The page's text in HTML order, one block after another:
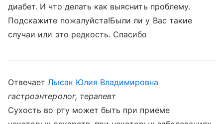
диабет. И что делать как выяснить проблему.
Подскажите пожалуйста!Были ли у Вас такие
случаи или это редкость. Спасибо
ОтвечаетЛысак Юлия Владимировна
гастроэнтеролог, терапевт
Сухость во рту может быть при приеме